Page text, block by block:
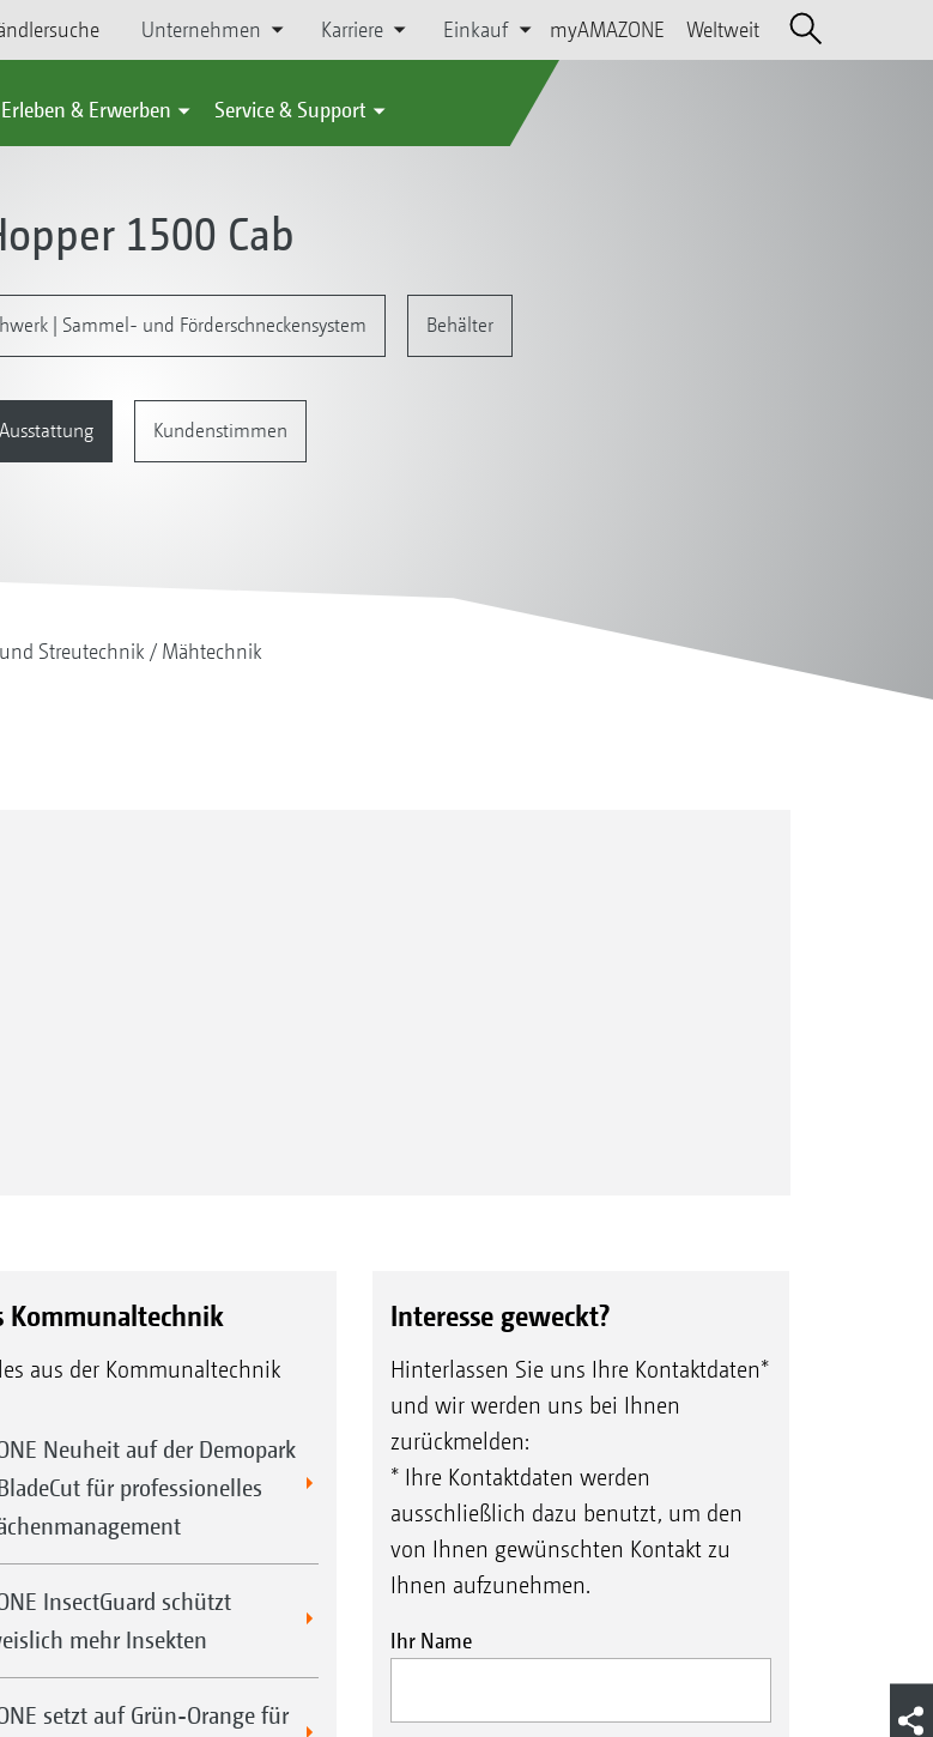
Unternehmen Karriere Einkauf myAMAZONE Weltweit
Erleben & Erwerben Service & Support
1500 Cab
| Sammel- und Förderschneckensystem Behälter
Ausstattung Kundenstimmen
Streutechnik Mähtechnik
Rückfahrkamera für mehr Sichtbarkeit
Kommunaltechnik
aus der Kommunaltechnik
Neuheit auf der Demopark
für professionelles
InsectGuard schützt
mehr Insekten
setzt auf Grün-Orange für
Interesse geweckt?
Hinterlassen Sie uns Ihre Kontaktdaten*
und wir werden uns bei Ihnen
zurückmelden:
* Ihre Kontaktdaten werden
ausschließlich dazu benutzt, um den
von Ihnen gewünschten Kontakt zu
Ihnen aufzunehmen.
Ihr Name